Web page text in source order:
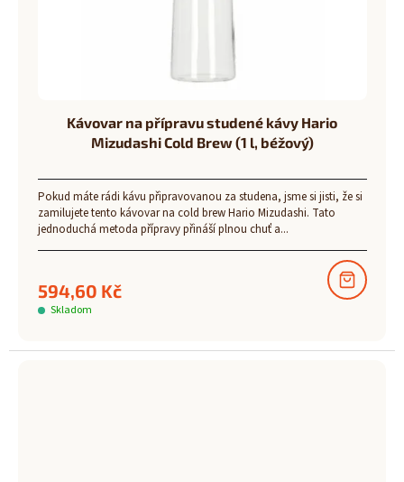
Kávovar na přípravu studené kávy Hario
Mizudashi Cold Brew (1 l, béžový)
Skladom
594,60 Kč
Pokud máte rádi kávu připravovanou za studena, jsme si jisti, že si
zamilujete tento kávovar na cold brew Hario Mizudashi. Tato
jednoduchá metoda přípravy přináší plnou chuť a...